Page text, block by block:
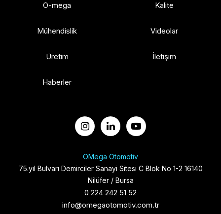
O-mega
Mühendislik
Üretim
Haberler
Kalite
Videolar
İletişim
OMega Otomotiv
75.yıl Bulvarı Demirciler Sanayi Sitesi C Blok No 1-2 16140
Nilüfer / Bursa
0 224 242 51 52
info@omegaotomotiv.com.tr